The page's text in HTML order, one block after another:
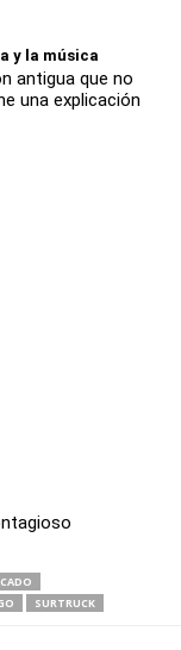
y la música
antigua que no
una explicación
SURTRUCK